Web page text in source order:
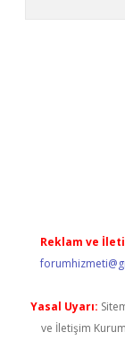
Reklam ve
Yasal Uyarı:
ve İletişim